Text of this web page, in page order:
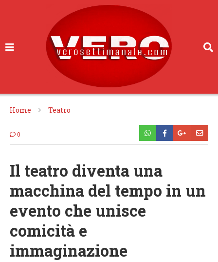
Home Teatro
0
Il teatro diventa una
macchina del tempo in un
evento che unisce
comicità e
immaginazione